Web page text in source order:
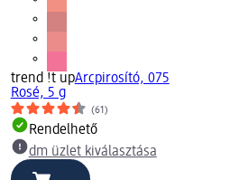
trend !t upArcpirosító, 075
Rosé, 5 g
(61)
Rendelhető
dm üzlet kiválasztása